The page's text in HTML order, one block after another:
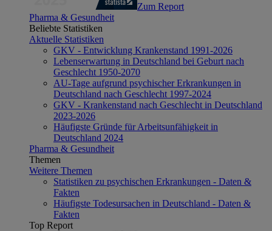
Zum Report
Pharma & Gesundheit
Beliebte Statistiken
Aktuelle Statistiken
GKV - Entwicklung Krankenstand 1991-2026
Lebenserwartung in Deutschland bei Geburt nach
Geschlecht 1950-2070
AU-Tage aufgrund psychischer Erkrankungen in
Deutschland nach Geschlecht 1997-2024
GKV - Krankenstand nach Geschlecht in Deutschland
2023-2026
Häufigste Gründe für Arbeitsunfähigkeit in
Deutschland 2024
Pharma & Gesundheit
Themen
Weitere Themen
Statistiken zu psychischen Erkrankungen - Daten &
Fakten
Häufigste Todesursachen in Deutschland - Daten &
Fakten
Top Report